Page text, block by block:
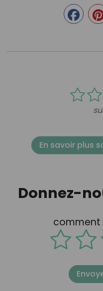
En savoir plus
Donnez-
comment